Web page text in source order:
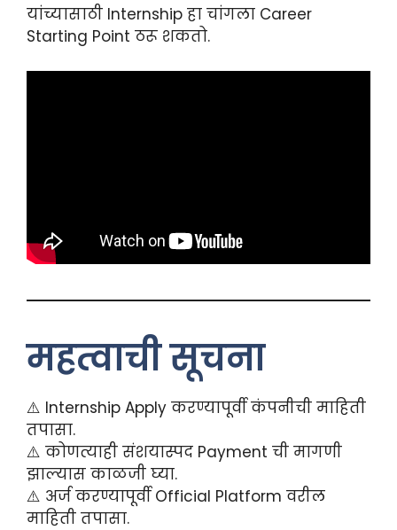
यांच्यासाठी Internship हा चांगला Career
Starting Point ठरू शकतो.
महत्वाची सूचना
⚠️ Internship Apply करण्यापूर्वी कंपनीची माहिती
तपासा.
⚠️ कोणत्याही संशयास्पद Payment ची मागणी
झाल्यास काळजी घ्या.
⚠️ अर्ज करण्यापूर्वी Official Platform वरील
माहिती तपासा.